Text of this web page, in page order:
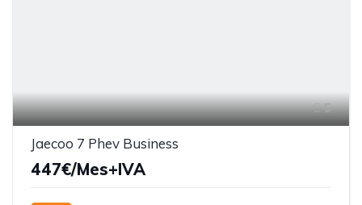
5
Jaecoo 7 Phev Business
447€/Mes+IVA